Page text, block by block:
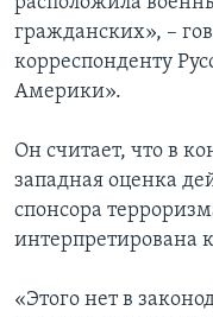
гражданских», –
корреспонденту
Америки».
Он считает, что в
западная оценка
спонсора
интерпретирована
«Этого нет в